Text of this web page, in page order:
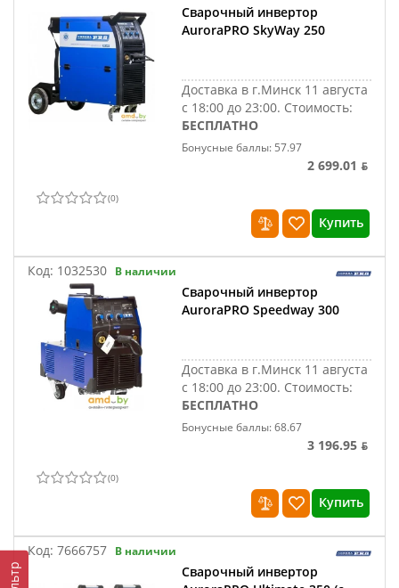
Сварочный инвертор
AuroraPRO SkyWay 250
Доставка в г.Минск 11 августа
с 18:00 до 23:00. Стоимость:
БЕСПЛАТНО
Бонусные баллы: 57.97
2 699.01 ƃ
(0)
Купить
Код: 1032530 В наличии
Сварочный инвертор
AuroraPRO Speedway 300
Доставка в г.Минск 11 августа
с 18:00 до 23:00. Стоимость:
БЕСПЛАТНО
Бонусные баллы: 68.67
3 196.95 ƃ
(0)
Купить
Код: 7666757 В наличии
Сварочный инвертор